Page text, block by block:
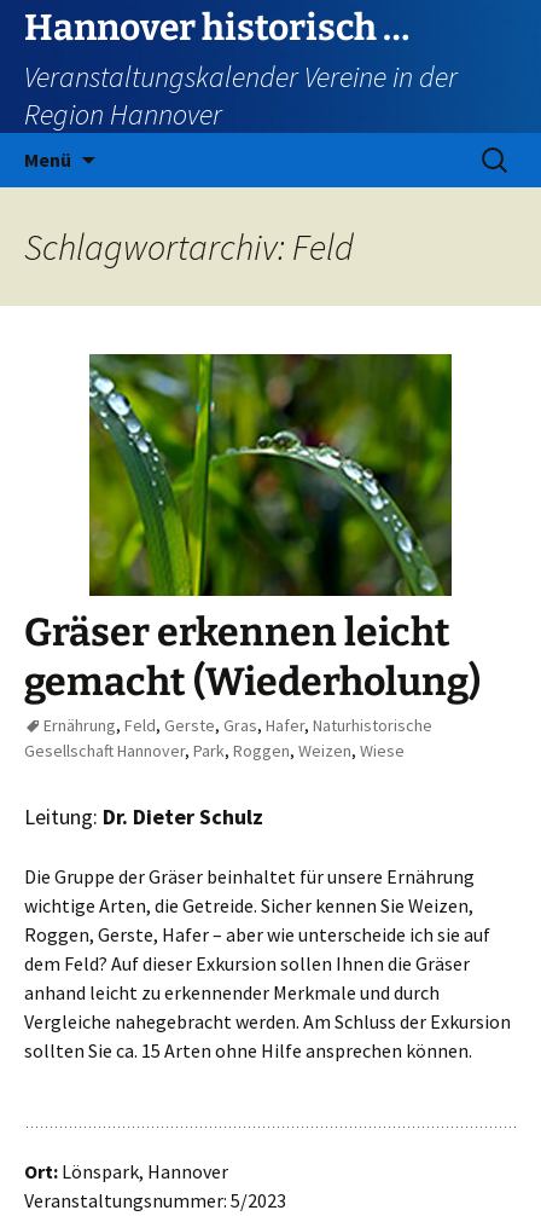
Zum
Inhalt
springen
Hannover historisch …
Veranstaltungskalender Vereine in der
Region Hannover
Menü
Suchen
nach:
Schlagwortarchiv: Feld
Gräser erkennen leicht
gemacht (Wiederholung)
Ernährung, Feld, Gerste, Gras, Hafer, Naturhistorische
Gesellschaft Hannover, Park, Roggen, Weizen, Wiese
Leitung: Dr. Dieter Schulz
Die Gruppe der Gräser beinhaltet für unsere Ernährung
wichtige Arten, die Getreide. Sicher kennen Sie Weizen,
Roggen, Gerste, Hafer – aber wie unterscheide ich sie auf
dem Feld? Auf dieser Exkursion sollen Ihnen die Gräser
anhand leicht zu erkennender Merkmale und durch
Vergleiche nahegebracht werden. Am Schluss der Exkursion
sollten Sie ca. 15 Arten ohne Hilfe ansprechen können.
Ort: Lönspark, Hannover
Veranstaltungsnummer: 5/2023